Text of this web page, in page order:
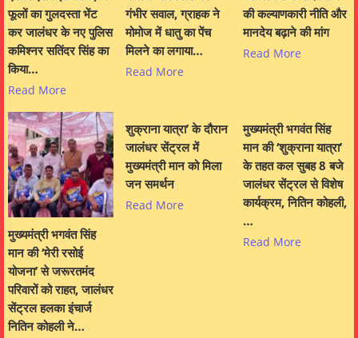
फूलों का गुलदस्ता भेंट
कर जालंधर के नए पुलिस
कमिश्नर सतिंदर सिंह का
किया…
Read More
गंभीर सवाल, ग्राहक ने
मोमोज में धातु का पेंच
मिलने का लगाया…
Read More
की कल्याणकारी नीति और
मानदेय बढ़ाने की मांग
Read More
मुख्यमंत्री भगवंत सिंह
मान की ‘मेरी रसोई
योजना’ से जरूरतमंद
परिवारों को राहत, जालंधर
सेंट्रल हलका इंचार्ज
नितिन कोहली ने…
शुक्राना यात्रा’ के दौरान
जालंधर सेंट्रल में
मुख्यमंत्री मान को मिला
जन समर्थन
Read More
मुख्यमंत्री भगवंत सिंह
मान की ‘शुक्राना यात्रा’
के तहत कल सुबह 8 बजे
जालंधर सेंट्रल से विशेष
कार्यक्रम, नितिन कोहली,
…
Read More